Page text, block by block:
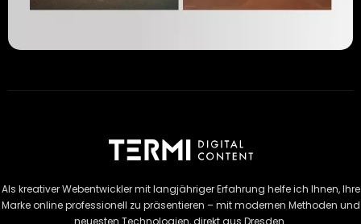
Als kreativer Webentwickler mit langjähriger Erfahrung helfe ich Ihnen, Ihre
Marke online professionell zu präsentieren – mit modernen Methoden und
neuesten Technologien, direkt aus Dresden.